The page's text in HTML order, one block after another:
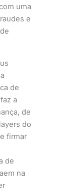
uma
e
de
a
de
do
firmar
de
na